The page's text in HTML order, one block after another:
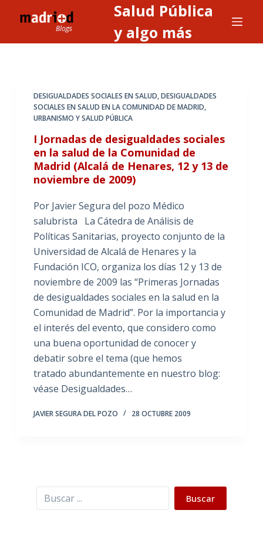
l
Salud Pública
y algo más
DESIGUALDADES SOCIALES EN SALUD,DESIGUALDADES
SOCIALES EN SALUD EN LA COMUNIDAD DE MADRID,
URBANISMO Y SALUD PÚBLICA
I Jornadas de desigualdades sociales
en la salud de la Comunidad de
Madrid (Alcalá de Henares, 12 y 13 de
noviembre de 2009)
Por Javier Segura del pozo Médico
salubrista La Cátedra de Análisis de
Políticas Sanitarias, proyecto conjunto de la
Universidad de Alcalá de Henares y la
Fundación ICO, organiza los días 12 y 13 de
noviembre de 2009 las “Primeras Jornadas
de desigualdades sociales en la salud en la
Comunidad de Madrid”. Por la importancia y
el interés del evento, que considero como
una buena oportunidad de conocer y
debatir sobre el tema (que hemos
tratado abundantemente en nuestro blog:
véase Desigualdades…
JAVIER SEGURA DEL POZO 28 OCTUBRE 2009
Buscar Buscar